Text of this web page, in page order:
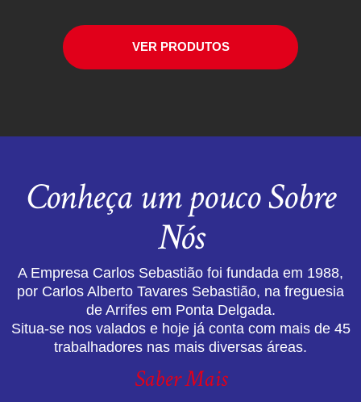
VER PRODUTOS
Conheça um pouco Sobre
Nós
A Empresa Carlos Sebastião foi fundada em 1988,
por Carlos Alberto Tavares Sebastião, na freguesia
de Arrifes em Ponta Delgada.
Situa-se nos valados e hoje já conta com mais de 45
trabalhadores nas mais diversas áreas.
Saber Mais